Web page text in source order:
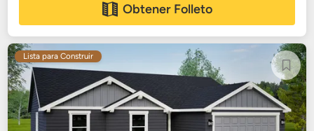
Obtener Folleto
Lista para Construir